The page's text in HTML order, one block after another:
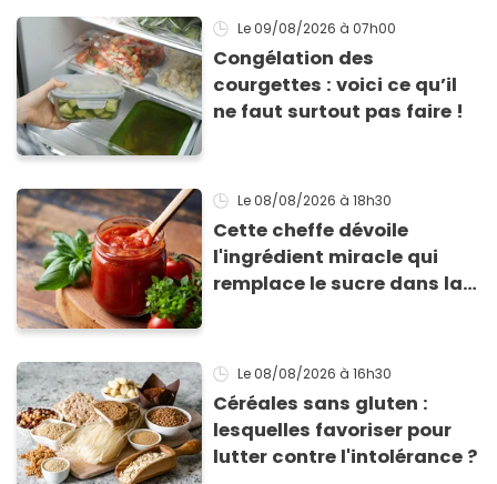
Le 09/08/2026 à 07h00
Congélation des
courgettes : voici ce qu’il
ne faut surtout pas faire !
Le 08/08/2026 à 18h30
Cette cheffe dévoile
l'ingrédient miracle qui
remplace le sucre dans la
Le 08/08/2026 à 16h30
Céréales sans gluten :
lesquelles favoriser pour
lutter contre l'intolérance ?